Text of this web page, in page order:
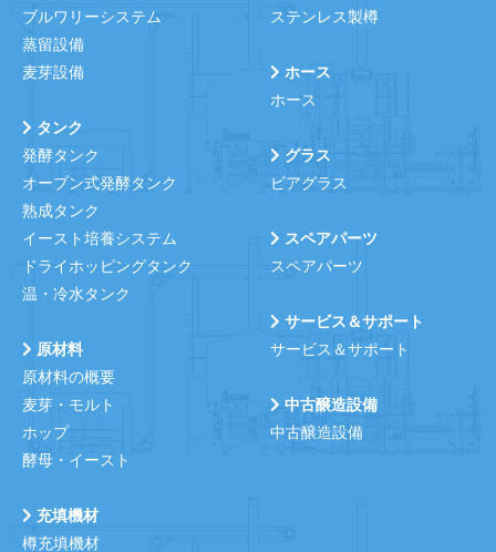
ブルワリーシステム
蒸留設備
麦芽設備
タンク
発酵タンク
オープン式発酵タンク
熟成タンク
イースト培養システム
ドライホッピングタンク
温・冷水タンク
原材料
原材料の概要
麦芽・モルト
ホップ
酵母・イースト
充填機材
樽充填機材
ステンレス製樽
ホース
ホース
グラス
ビアグラス
スペアパーツ
スペアパーツ
サービス＆サポート
サービス＆サポート
中古醸造設備
中古醸造設備